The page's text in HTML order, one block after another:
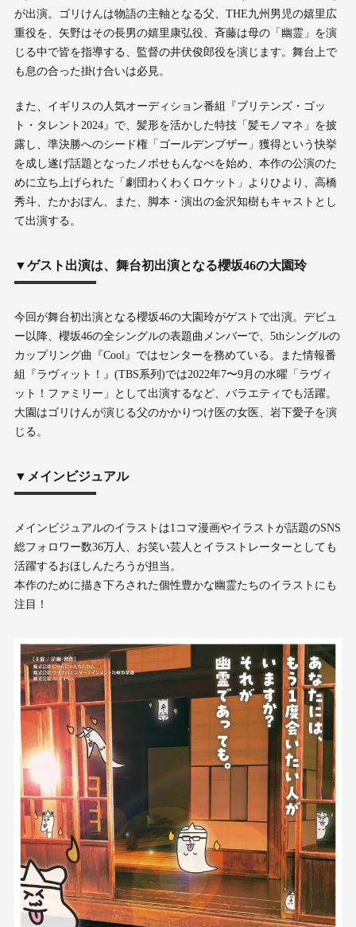
が出演。ゴリけんは物語の主軸となる父、THE九州男児の嬉里広
重役を、矢野はその長男の嬉里康弘役、斉藤は母の「幽霊」を演
じる中で皆を指導する、監督の井伏俊郎役を演じます。舞台上で
も息の合った掛け合いは必見。
また、イギリスの人気オーディション番組『ブリテンズ・ゴッ
ト・タレント2024』で、髪形を活かした特技「髪モノマネ」を披
露し、準決勝へのシード権「ゴールデンブザー」獲得という快挙
を成し遂げ話題となったノボせもんなべを始め、本作の公演のた
めに立ち上げられた「劇団わくわくロケット」よりひより、高橋
秀斗、たかおぽん、また、脚本・演出の金沢知樹もキャストとし
て出演する。
▼ゲスト出演は、舞台初出演となる櫻坂46の大園玲
今回が舞台初出演となる櫻坂46の大園玲がゲストで出演。デビュ
ー以降、櫻坂46の全シングルの表題曲メンバーで、5thシングルの
カップリング曲『Cool』ではセンターを務めている。また情報番
組『ラヴィット！』(TBS系列)では2022年7〜9月の水曜「ラヴィ
ット！ファミリー」として出演するなど、バラエティでも活躍。
大園はゴリけんが演じる父のかかりつけ医の女医、岩下愛子を演
じる。
▼メインビジュアル
メインビジュアルのイラストは1コマ漫画やイラストが話題のSNS
総フォロワー数36万人、お笑い芸人とイラストレーターとしても
活躍するおほしんたろうが担当。
本作のために描き下ろされた個性豊かな幽霊たちのイラストにも
注目！